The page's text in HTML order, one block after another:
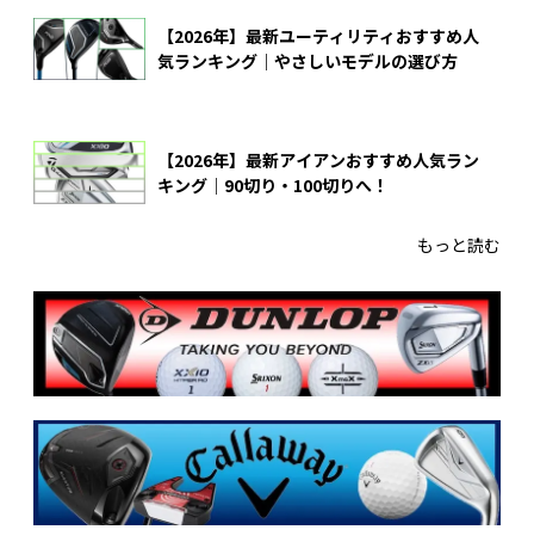
【2026年】最新ユーティリティおすすめ人
気ランキング｜やさしいモデルの選び方
【2026年】最新アイアンおすすめ人気ラン
キング｜90切り・100切りへ！
もっと読む